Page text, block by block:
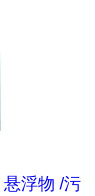
浮物 /污